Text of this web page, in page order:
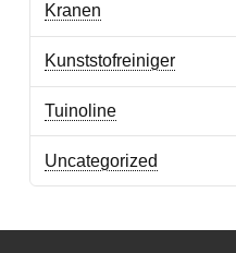
Kranen
Kunststofreiniger
Tuinoline
Uncategorized